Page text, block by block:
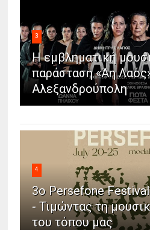
3
Η εμβληματική
παράσταση «Άη
Αλεξανδρούπολη
4
3ο Persefone
- Τιμώντας τη
του τόπου μας